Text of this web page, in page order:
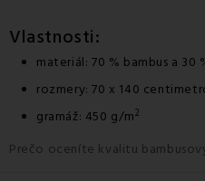
Vlastnosti:
materiál: 70 % bambus a 30
rozmery: 70 x 140
gramáž: 450 g/m2
Prečo oceníte kvalitu